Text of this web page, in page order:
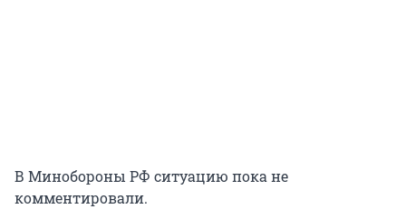
В Минобороны РФ ситуацию пока не
комментировали.